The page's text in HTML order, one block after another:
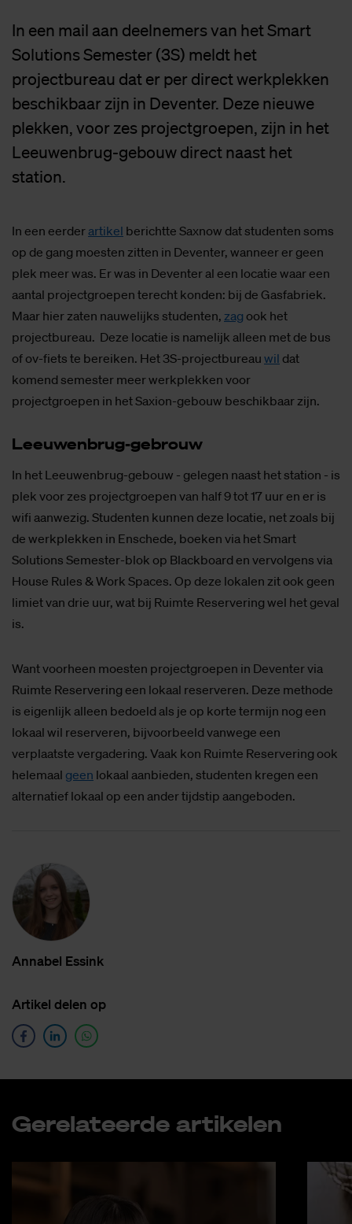
In een mail aan deelnemers van het Smart
Solutions Semester (3S) meldt het
projectbureau dat er per direct werkplekken
beschikbaar zijn in Deventer. Deze nieuwe
plekken, voor zes projectgroepen, zijn in het
Leeuwenbrug-gebouw direct naast het
station.
In een eerderartikel berichtte Saxnow dat studenten soms
op de gang moesten zitten in Deventer, wanneer er geen
plek meer was. Er was in Deventer al een locatie waar een
aantal projectgroepen terecht konden: bij de Gasfabriek.
Maar hier zaten nauwelijks studenten, zag ook het
projectbureau. Deze locatie is namelijk alleen met de bus
of ov-fiets te bereiken. Het 3S-projectbureau wil dat
komend semester meer werkplekken voor
projectgroepen in het Saxion-gebouw beschikbaar zijn.
Leeu­wen­brug-ge­brouw
In het Leeuwenbrug-gebouw - gelegen naast het station - is
plek voor zes projectgroepen van half 9 tot 17 uur en er is
wifi aanwezig. Studenten kunnen deze locatie, net zoals bij
de werkplekken in Enschede, boeken via het Smart
Solutions Semester-blok op Blackboard en vervolgens via
House Rules & Work Spaces. Op deze lokalen zit ook geen
limiet van drie uur, wat bij Ruimte Reservering wel het geval
is.
Want voorheen moesten projectgroepen in Deventer via
Ruimte Reservering een lokaal reserveren. Deze methode
is eigenlijk alleen bedoeld als je op korte termijn nog een
lokaal wil reserveren, bijvoorbeeld vanwege een
verplaatste vergadering. Vaak kon Ruimte Reservering ook
helemaal geen lokaal aanbieden, studenten kregen een
alternatief lokaal op een ander tijdstip aangeboden.
An­na­bel Es­sink
Ar­ti­kel de­len op
Ge­re­la­teer­de ar­ti­ke­len